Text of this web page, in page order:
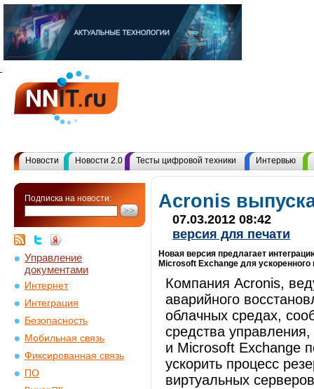
Новости Новости 2.0 Тесты цифровой техники Интервью
Подписка на новости:
Управление
документами
Интернет
Интеграция
Безопасность
Мобильная связь
Фиксированная связь
ПО
Acronis
07.03.2012 08:42
версия для печати
Новая версия предлагает
Microsoft Exchange для
Компания Acronis,
аварийного
облачных средах,
средства
и Microsoft Exchange
ускорить процесс
виртуальных